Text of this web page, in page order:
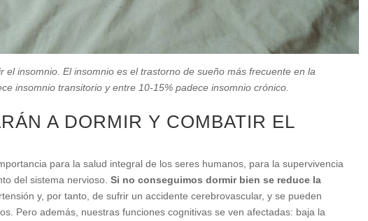
el insomnio. El insomnio es el trastorno de sueño más frecuente en la
insomnio transitorio y entre 10-15% padece insomnio crónico.
A DORMIR Y COMBATIR EL
para la salud integral de los seres humanos, para la supervivencia
del sistema nervioso.Si no conseguimos dormir bien se reduce la
y, por tanto, de sufrir un accidente cerebrovascular, y se pueden
Pero además, nuestras funciones cognitivas se ven afectadas: baja la